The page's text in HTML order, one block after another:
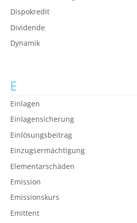
Dispokredit
Dividende
Dynamik
E
Einlagen
Einlagensicherung
Einlösungsbeitrag
Einzugsermächtigung
Elementarschäden
Emission
Emissionskurs
Emittent